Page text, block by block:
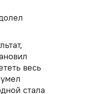
весь
стала